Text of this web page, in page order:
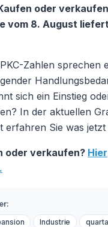
oder
vom 8. August
Zahlen sprechen
sich ein Einstieg
In der aktuellen
erfahren Sie was
oder verkaufen? Hier
Industrie